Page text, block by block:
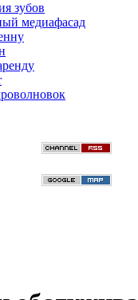
зубов
медиафасад